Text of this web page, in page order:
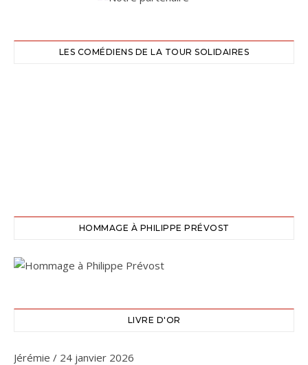
LES COMÉDIENS DE LA TOUR SOLIDAIRES
HOMMAGE À PHILIPPE PRÉVOST
LIVRE D'OR
Jérémie / 24 janvier 2026